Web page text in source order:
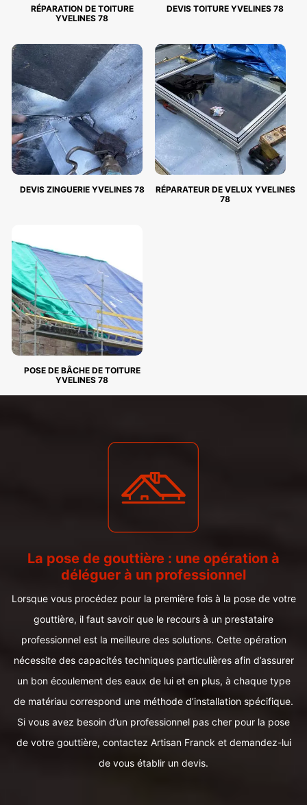
RÉPARATION DE TOITURE
YVELINES 78
DEVIS TOITURE YVELINES 78
DEVIS ZINGUERIE YVELINES 78
RÉPARATEUR DE VELUX YVELINES
78
POSE DE BÂCHE DE TOITURE
YVELINES 78
La pose de gouttière : une opération à
déléguer à un professionnel
Lorsque vous procédez pour la première fois à la pose de votre
gouttière, il faut savoir que le recours à un prestataire
professionnel est la meilleure des solutions. Cette opération
nécessite des capacités techniques particulières afin d’assurer
un bon écoulement des eaux de lui et en plus, à chaque type
de matériau correspond une méthode d’installation spécifique.
Si vous avez besoin d’un professionnel pas cher pour la pose
de votre gouttière, contactez Artisan Franck et demandez-lui
de vous établir un devis.